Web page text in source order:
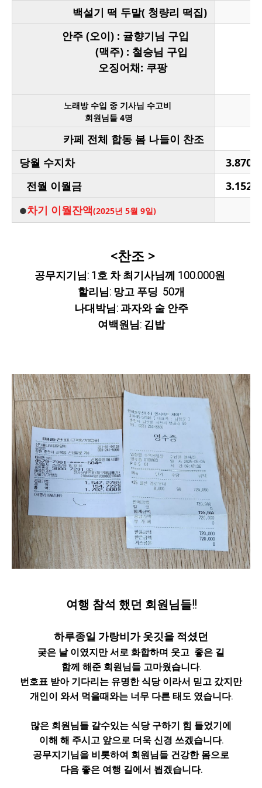
백설기 떡 두말( 청량리 떡집)
안주 (오이) : 귤향기님 구입
(맥주) : 철승님 구입
오징어채: 쿠팡
노래방 수입 중 기사님 수고비
회원님들 4명
카페 전체 합동 봄 나들이 찬조
당월 수지차
전월 이월금
●차기 이월잔액(2025년 5월 9일)
<찬조 >
공무지기님: 1호 차 최기사님께 100.000원
할리님: 망고 푸딩 50개
나대박님: 과자와 술 안주
여백원님: 김밥
여행 참석 했던 회원님들!!
하루종일 가랑비가 옷깃을 적셨던
궂은 날 이였지만서로 화합하며 웃고 좋은 길
함께 해준 회원님들 고마웠습니다.
번호표 받아 기다리는 유명한 식당 이라서 믿고 갔지만
개인이 와서 먹을때와는 너무 다른 태도 였습니다.
많은 회원님들 갈수있는 식당 구하기 힘 들었기에
이해 해 주시고 앞으로 더욱 신경 쓰겠습니다.
공무지기님을 비롯하여 회원님들 건강한 몸으로
다음 좋은 여행 길에서 뵙겠습니다.